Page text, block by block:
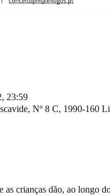
23:59
Nº 8 C, 1990-160
as crianças dão, ao longo